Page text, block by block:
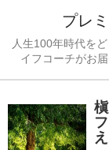
プレ
人生100年時代を
イフコーチがお